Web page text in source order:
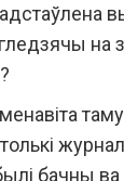
на
бачны ва